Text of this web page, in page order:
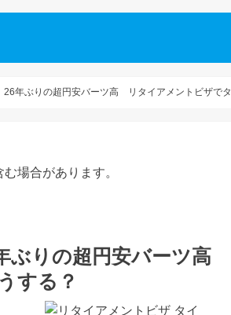
26年ぶりの超円安バーツ高 リタイアメントビザで
場合があります。
ぶりの超円安バーツ
する？